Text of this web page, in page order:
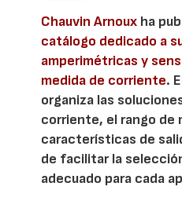
Chauvin Arnoux ha
catálogo dedicado a
amperimétricas y
medida de corriente.
organiza las
corriente, el rango de
características de
de facilitar la
adecuado para cada